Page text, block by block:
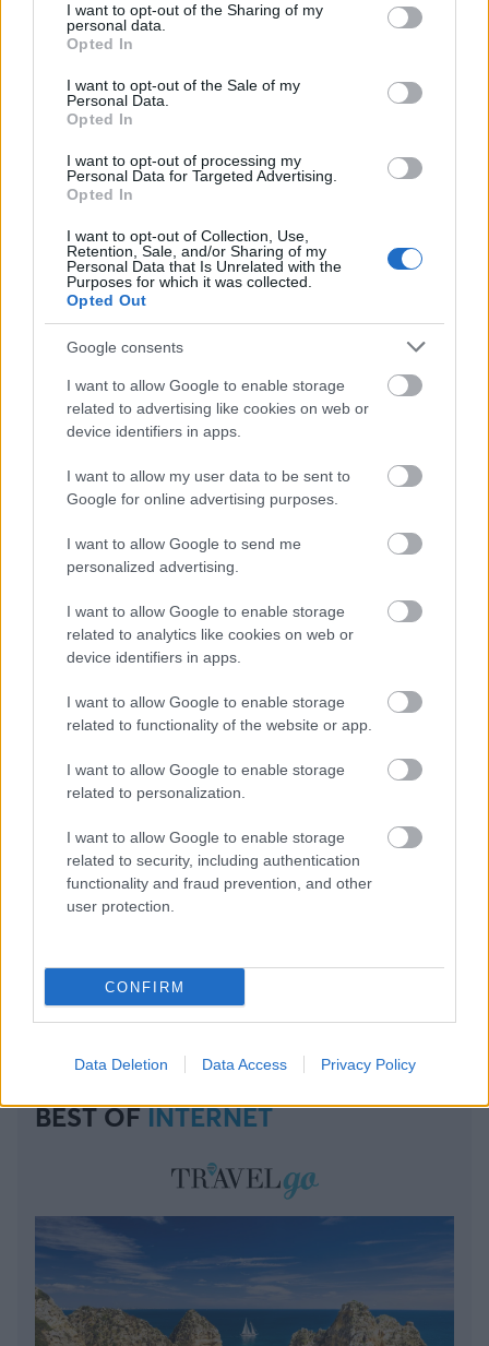
not limited to your visit or usage behaviour. You may click to
grant or deny consent to Google and its third-party tags to
use your data for below specified purposes in below Google
consent section.
I want to opt-out of the Sharing of my
personal data.
Opted In
I want to opt-out of the Sale of my
Personal Data.
Opted In
I want to opt-out of processing my
Personal Data for Targeted Advertising.
Opted In
I want to opt-out of Collection, Use,
Retention, Sale, and/or Sharing of my
Personal Data that Is Unrelated with the
Purposes for which it was collected.
Opted Out
Google consents
I want to allow Google to enable storage
related to advertising like cookies on web or
device identifiers in apps.
I want to allow my user data to be sent to
Google for online advertising purposes.
I want to allow Google to send me
personalized advertising.
I want to allow Google to enable storage
related to analytics like cookies on web or
device identifiers in apps.
I want to allow Google to enable storage
related to functionality of the website or app.
I want to allow Google to enable storage
related to personalization.
I want to allow Google to enable storage
related to security, including authentication
functionality and fraud prevention, and other
user protection.
CONFIRM
Data Deletion Data Access Privacy Policy
ΔΙΑΒΑΣΕ ΑΚΟΜΗ:
Συνταξιούχος ξοδεύει 170.000 ευρώ αναζητώντας τη
Φαρσέρ χάκαρε την ενδοεπικοινωνία του αεροπλάνου
και έκανε θορύβους οργασμού σε όλη την πτήση (vid)
Κατηγορούμενοι έκαναν «ντου» στους δικαστές στη
Θεσσαλονίκη και τα έσπασαν όλα: Κατάπιαν γυαλιά,
χτύπησαν φωτορεπόρτερ
Για να προσθέσεις το σχόλιο
σου πρέπει να συνδεθείς
στο my gazzetta!
Εγγραφή Σύνδεση
BEST OFINTERNET